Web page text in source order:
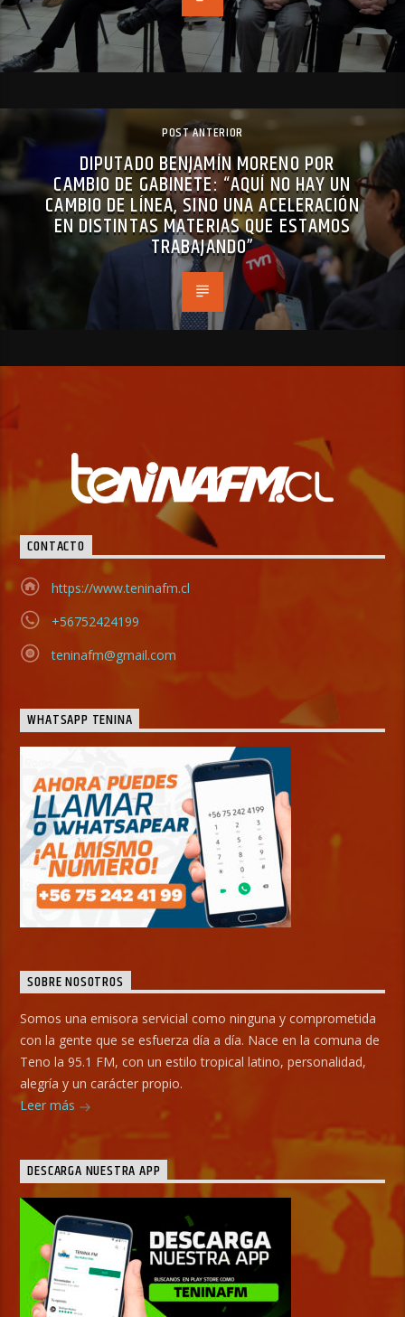
POST ANTERIOR
DIPUTADO BENJAMÍN MORENO POR
CAMBIO DE GABINETE: “AQUÍ NO HAY UN
CAMBIO DE LÍNEA, SINO UNA ACELERACIÓN
EN DISTINTAS MATERIAS QUE ESTAMOS
TRABAJANDO”
CONTACTO
https://www.teninafm.cl
+56752424199
teninafm@gmail.com
WHATSAPP TENINA
SOBRE NOSOTROS
Somos una emisora servicial como ninguna y comprometida
con la gente que se esfuerza día a día. Nace en la comuna de
Teno la 95.1 FM, con un estilo tropical latino, personalidad,
alegría y un carácter propio.
Leer más
DESCARGA NUESTRA APP